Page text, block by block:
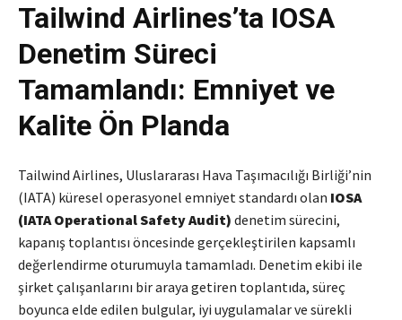
Tailwind Airlines’ta IOSA
Denetim Süreci
Tamamlandı: Emniyet ve
Kalite Ön Planda
Tailwind Airlines, Uluslararası Hava Taşımacılığı Birliği’nin
(IATA) küresel operasyonel emniyet standardı olan IOSA
(IATA Operational Safety Audit) denetim sürecini,
kapanış toplantısı öncesinde gerçekleştirilen kapsamlı
değerlendirme oturumuyla tamamladı. Denetim ekibi ile
şirket çalışanlarını bir araya getiren toplantıda, süreç
boyunca elde edilen bulgular, iyi uygulamalar ve sürekli